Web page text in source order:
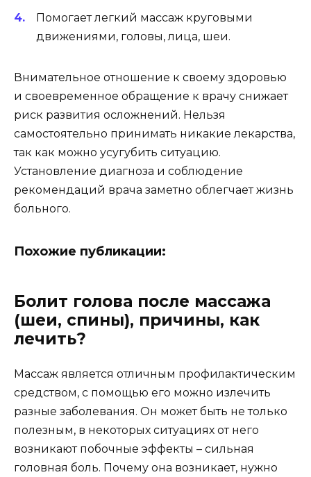
Помогает легкий массаж круговыми
движениями, головы, лица, шеи.
Внимательное отношение к своему здоровью
и своевременное обращение к врачу снижает
риск развития осложнений. Нельзя
самостоятельно принимать никакие лекарства,
так как можно усугубить ситуацию.
Установление диагноза и соблюдение
рекомендаций врача заметно облегчает жизнь
больного.
Похожие публикации:
Болит голова после массажа
(шеи, спины), причины, как
лечить?
Массаж является отличным профилактическим
средством, с помощью его можно излечить
разные заболевания. Он может быть не только
полезным, в некоторых ситуациях от него
возникают побочные эффекты – сильная
головная боль. Почему она возникает, нужно